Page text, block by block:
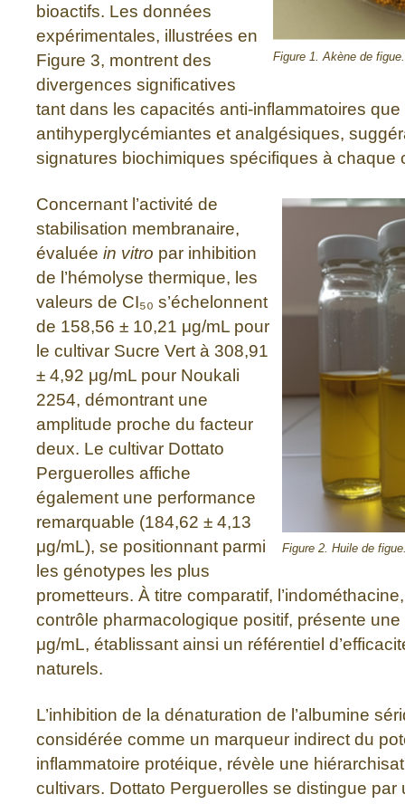
Figure 1. Akène de figue.
bioactifs. Les données
expérimentales, illustrées en
Figure 3, montrent des
divergences significatives
tant dans les capacités anti-inflammatoires
antihyperglycémiantes et analgésiques,
signatures biochimiques spécifiques à chaque
Figure 2. Huile de
Concernant l’activité de
stabilisation membranaire,
évaluée in vitro par inhibition
de l’hémolyse thermique, les
valeurs de CI₅₀ s’échelonnent
de 158,56 ± 10,21 μg/mL pour
le cultivar Sucre Vert à 308,91
± 4,92 μg/mL pour Noukali
2254, démontrant une
amplitude proche du facteur
deux. Le cultivar Dottato
Perguerolles affiche
également une performance
remarquable (184,62 ± 4,13
μg/mL), se positionnant parmi
les génotypes les plus
prometteurs. À titre comparatif,
contrôle pharmacologique positif, présente une
μg/mL, établissant ainsi un référentiel
naturels.
L’inhibition de la dénaturation de l’albumine
considérée comme un marqueur indirect du
inflammatoire protéique, révèle une
cultivars. Dottato Perguerolles se distingue par